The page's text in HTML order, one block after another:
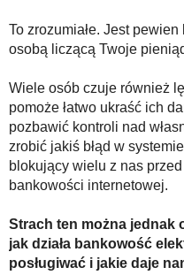
Smacznie i zdrowo
Ciekawe książki
Stop samotności
Z internetem za pan brat
To zrozumiałe. Jest
osobą liczącą Twoje
Wiele osób czuje również
pomoże łatwo ukraść ich
pozbawić kontroli nad
zrobić jakiś błąd w
blokujący wielu z nas
bankowości internetowej.
Strach ten można jednak
jak działa bankowość
posługiwać i jakie daje